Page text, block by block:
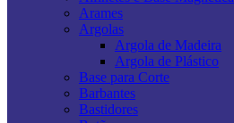
Arames
Argolas
Argola de Madeira
Argola de Plástico
Base para Corte
Barbantes
Bastidores